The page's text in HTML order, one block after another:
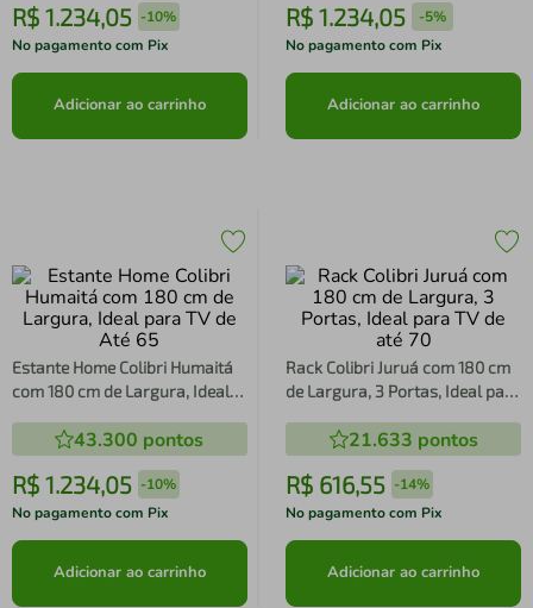
R$ 1.234,05 -10%
No pagamento com Pix
Adicionar ao carrinho
R$ 1.234,05 -5%
No pagamento com Pix
Adicionar ao carrinho
Estante Home Colibri Humaitá
com 180 cm de Largura, Ideal
43.300 pontos
R$ 1.234,05 -10%
No pagamento com Pix
Adicionar ao carrinho
Rack Colibri Juruá com 180 cm
de Largura, 3 Portas, Ideal para
21.633 pontos
R$ 616,55 -14%
No pagamento com Pix
Adicionar ao carrinho